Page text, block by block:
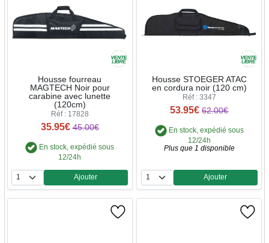
Housse fourreau
MAGTECH Noir pour
carabine avec lunette
(120cm)
Réf : 17828
35.95€ 45.00€
En stock, expédié sous
12/24h
Quantité
Ajouter
Housse STOEGER ATAC
en cordura noir (120 cm)
Réf : 3347
53.95€ 62.00€
En stock, expédié sous
12/24h
Plus que 1 disponible
Quantité
Ajouter